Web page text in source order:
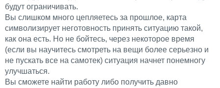
будут ограничивать.
Вы слишком много цепляетесь за прошлое, карта
символизирует неготовность принять ситуацию такой,
как она есть. Но не бойтесь, через некоторое время
(если вы научитесь смотреть на вещи более серьезно и
не пускать все на самотек) ситуация начнет понемногу
улучшаться.
Вы сможете найти работу либо получить давно